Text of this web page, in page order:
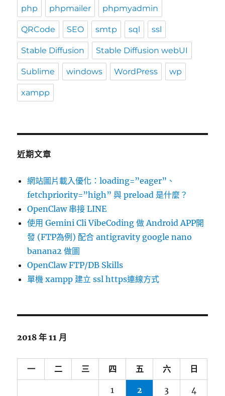
php phpmailer phpmyadmin
QRCode SEO smtp sql ssl
Stable Diffusion Stable Diffusion webUI
Sublime windows WordPress wp
xampp
近期文章
網站圖片載入優化：loading=”eager”、
fetchpriority=”high” 與 preload 是什麼？
OpenClaw 串接 LINE
使用 Gemini Cli VibeCoding 做 Android APP開
發 (FTP為例) 配合 antigravity google nano
banana2 做圖
OpenClaw FTP/DB Skills
單機 xampp 建立 ssl https連線方式
2018 年 11 月
一 二 三 四 五 六 日
1 2 3 4